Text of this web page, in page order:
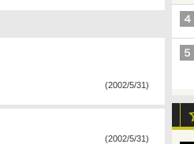
(2002/5/31)
(2002/5/31)